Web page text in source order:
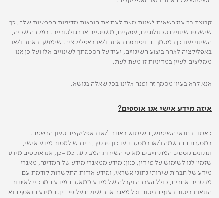
קבוצת בר עוז רשאית לשנות מעת לעת את הוראות מדיניות הפרטיות שלה, כך
שישקפו שינויים טכנולוגיים, עסקיים, משפטיים או רגולטוריים. במקרה שכזה,
השינוי יעודכן במסמך זה ויפורסם באתר ו/או באפליקציה. שימושך באתר ו/או
באפליקציה לאחר ביצוע השינויים, יעיד על הסכמתך לשינויים אלו ועל כן אנו
ממליצים לעיין במדיניות זו מעת לעת.
אנא קרא בעיון מסמך זה ופנה אלינו בכל שאלה בנושא.
איזה מידע אישי אנו אוספים?
כאמור בתנאי השימוש, השימוש באתר ו/או באפליקציה טעון הרשמה.
במסגרת ההרשמה ו/או במסגרת עדכון פרטיך, תידרש למסור מידע אישי,
ונתונים נוספים המתחייבים מאופי השירות המבוקש. כמו-כן, אנו אוספים מידע
שזמין לנו לשימוש על פי דין, כגון: מידע ממאגרי מידע של המדינה, מאגרי
מידע של חברות שירותי נתוני אשראי, ומידע אודות התקשרות קודמת עם
מבטחים אחרים, כולל העברה וקבלה של מידע ממאגר המידע המרכזי לאיתור
הונאות ביטוח בענף הביטוח וכל מאגר אחר שיוקם על פי דין. המידע הנאסף הוא